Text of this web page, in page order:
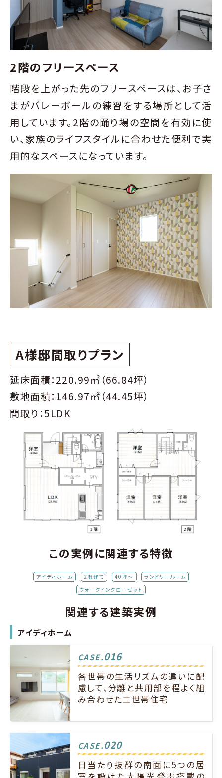
2階のフリースペース
階段を上がった先のフリースペースは、お子さ
まがバレーボールの練習をする場所として活
用しています。2階の踊り場の空間を有効に使
い、家族のライフスタイルに合わせた便利で実
用的なスペースになっています。
A様邸間取りプラン
延床面積：220.99㎡（66.84坪）
敷地面積：146.97㎡（44.45坪）
間取り：5LDK
この実例に関連する特徴
アイディホーム 2階建て 40坪～
ランドリールーム
ウォークインクローゼット
関連する建築実例
アイディホーム
CASE.016
各世帯の生活リズムの違いに配
慮して、分離と共用部を程よく組
み合わせた二世帯住宅
CASE.020
日当たり抜群の南面に5つの居